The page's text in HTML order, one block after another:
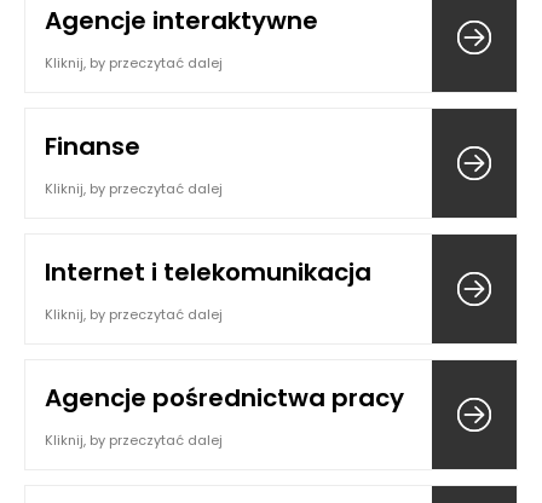
Agencje interaktywne
Kliknij, by przeczytać dalej
Finanse
Kliknij, by przeczytać dalej
Internet i telekomunikacja
Kliknij, by przeczytać dalej
Agencje pośrednictwa pracy
Kliknij, by przeczytać dalej